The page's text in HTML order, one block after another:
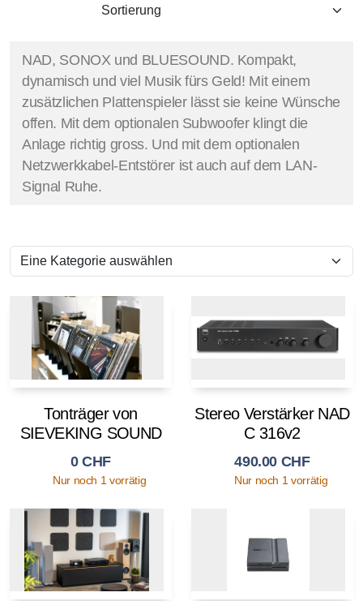
NAD, SONOX und BLUESOUND. Kompakt,
dynamisch und viel Musik fürs Geld! Mit einem
zusätzlichen Plattenspieler lässt sie keine Wünsche
offen. Mit dem optionalen Subwoofer klingt die
Anlage richtig gross. Und mit dem optionalen
Netzwerkkabel-Entstörer ist auch auf dem LAN-
Signal Ruhe.
Tonträger von
SIEVEKING SOUND
0CHF
Nur noch 1 vorrätig
Stereo Verstärker NAD
C 316v2
490.00 CHF
Nur noch 1 vorrätig